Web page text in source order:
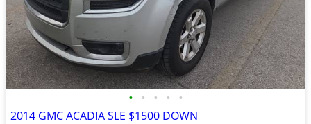
• • • • •
2014 GMC ACADIA SLE $1500 DOWN